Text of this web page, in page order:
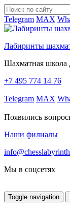
Telegram MAX
Лабиринты
Шахматная школа
+7 495 774 14 76
Telegram MAX
Появились
Наши филиалы
Мы в соцсетях
Toggle navigation